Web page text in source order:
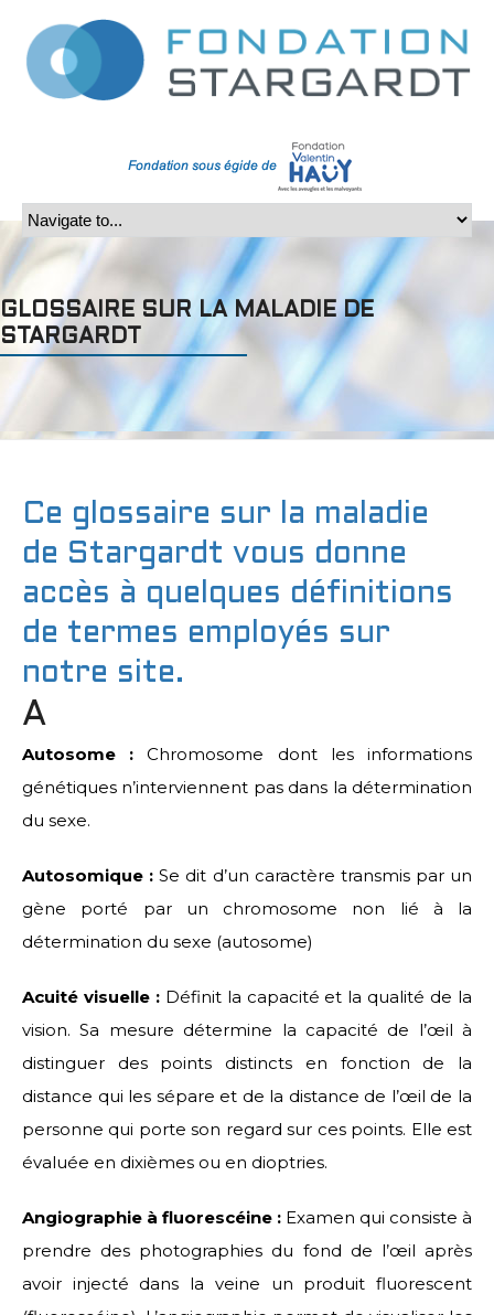
GLOSSAIRE SUR LA MALADIE DE
STARGARDT
Ce glossaire sur la maladie
de Stargardt vous donne
accès à quelques définitions
de termes employés sur
notre site.
A
Autosome : Chromosome dont les informations
génétiques n’interviennent pas dans la détermination
du sexe.
Autosomique : Se dit d’un caractère transmis par un
gène porté par un chromosome non lié à la
détermination du sexe (autosome)
Acuité visuelle :Définit la capacité et la qualité de la
vision. Sa mesure détermine la capacité de l’œil à
distinguer des points distincts en fonction de la
distance qui les sépare et de la distance de l’œil de la
personne qui porte son regard sur ces points. Elle est
évaluée en dixièmes ou en dioptries.
Angiographie à fluorescéine : Examen qui consiste à
prendre des photographies du fond de l’œil après
avoir injecté dans la veine un produit fluorescent